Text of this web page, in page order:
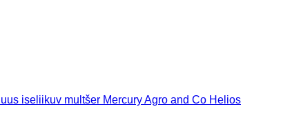
uus iseliikuv multšer Mercury Agro and Co Helios